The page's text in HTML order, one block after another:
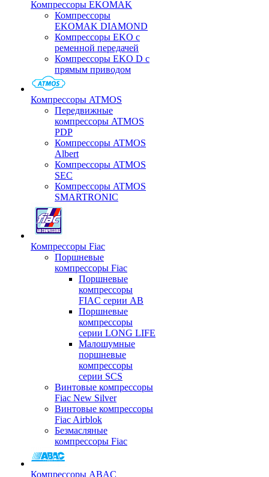
Компрессоры EKOMAK
Компрессоры
EKOMAK DIAMOND
Компрессоры EKO c
ременной передачей
Компрессоры EKO D с
прямым приводом
Компрессоры ATMOS
Передвижные
компрессоры ATMOS
PDP
Компрессоры ATMOS
Albert
Компрессоры ATMOS
SEC
Компрессоры ATMOS
SMARTRONIC
Компрессоры Fiac
Поршневые
компрессоры Fiac
Поршневые
компрессоры
FIAC серии AB
Поршневые
компрессоры
серии LONG LIFE
Малошумные
поршневые
компрессоры
серии SCS
Винтовые компрессоры
Fiac New Silver
Винтовые компрессоры
Fiac Airblok
Безмасляные
компрессоры Fiac
Компрессоры ABAC